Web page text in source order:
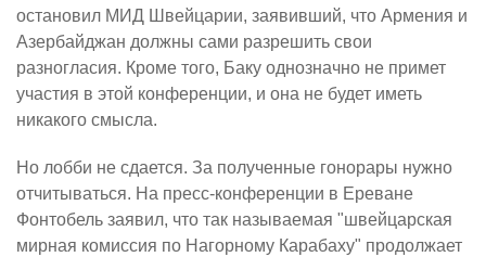
остановил МИД Швейцарии, заявивший, что Армения и
Азербайджан должны сами разрешить свои
разногласия. Кроме того, Баку однозначно не примет
участия в этой конференции, и она не будет иметь
никакого смысла.
Но лобби не сдается. За полученные гонорары нужно
отчитываться. На пресс-конференции в Ереване
Фонтобель заявил, что так называемая "швейцарская
мирная комиссия по Нагорному Карабаху" продолжает